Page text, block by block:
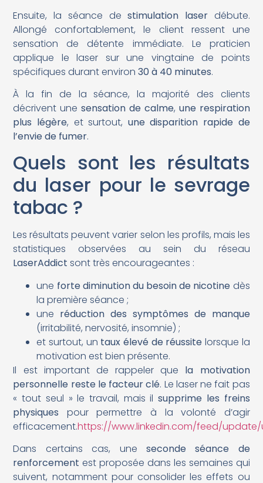
Ensuite, la séance destimulation laserdébute.
Allongé confortablement, le client ressent une
sensation de détente immédiate. Le praticien
applique le laser sur une vingtaine de points
spécifiques durant environ30 à 40 minutes.
À la fin de la séance, la majorité des clients
décrivent unesensation de calme, une respiration
plus légère, et surtout, une disparition rapide de
l’envie de fumer.
Quels sont les résultats
du laser pour le sevrage
tabac ?
Les résultats peuvent varier selon les profils, mais les
statistiques observées au sein du réseau
LaserAddict sont très encourageantes :
une forte diminution du besoin de nicotine dès
la première séance ;
une réduction des symptômes de manque
(irritabilité, nervosité, insomnie) ;
et surtout, un taux élevé de réussite lorsque la
motivation est bien présente.
Il est important de rappeler que la motivation
personnelle reste le facteur clé. Le laser ne fait pas
« tout seul » le travail, mais ilsupprime les freins
physiques pour permettre à la volonté d’agir
efficacement.https://www.linkedin.com/feed/update/
Dans certains cas, une seconde séance de
renforcement est proposée dans les semaines qui
suivent, notamment pour consolider les effets ou